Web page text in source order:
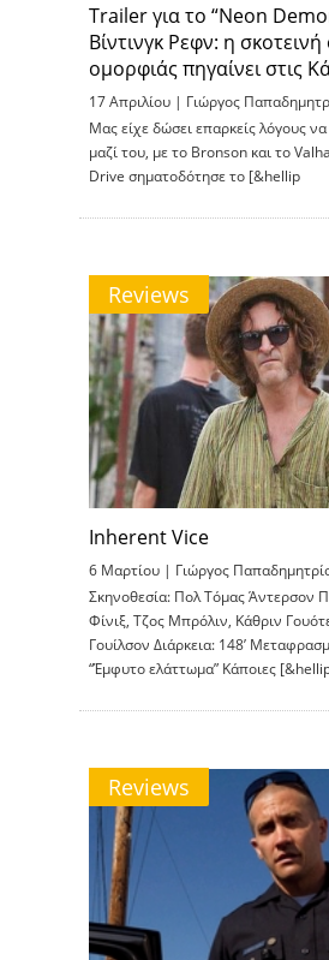
Trailer για το “Neon
Βίντινγκ Ρεφν: η
ομορφιάς πηγαίνει στις
17 Απριλίου | Γιώργος
Μας είχε δώσει επαρκείς λόγους
μαζί του, με το Bronson και το
Drive σηματοδότησε το [&hellip
Reviews
Inherent Vice
6 Μαρτίου | Γιώργος
Σκηνοθεσία: Πολ Τόμας Άντερσον
Φίνιξ, Τζος Μπρόλιν, Κάθριν
Γουίλσον Διάρκεια: 148’
“Έμφυτο ελάττωμα” Κάποιες
Reviews